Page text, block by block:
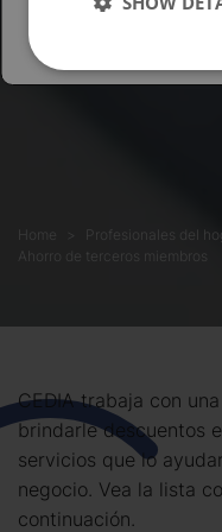
Home Profesionales del
Ahorro de terceros miembros
CEDIA trabaja con
brindarle descuentos
servicios que lo
negocio. Vea la lista
continuación.